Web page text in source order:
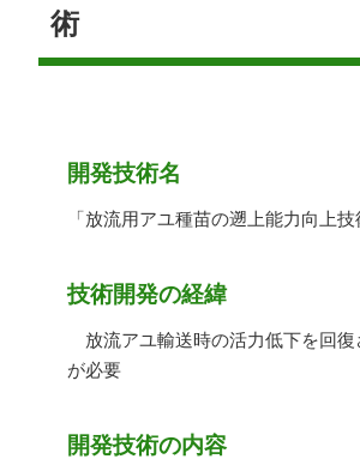
術
開発技術名
「放流用アユ種苗の遡上能力向上技
技術開発の経緯
放流アユ輸送時の活力低下を回復
が必要
開発技術の内容